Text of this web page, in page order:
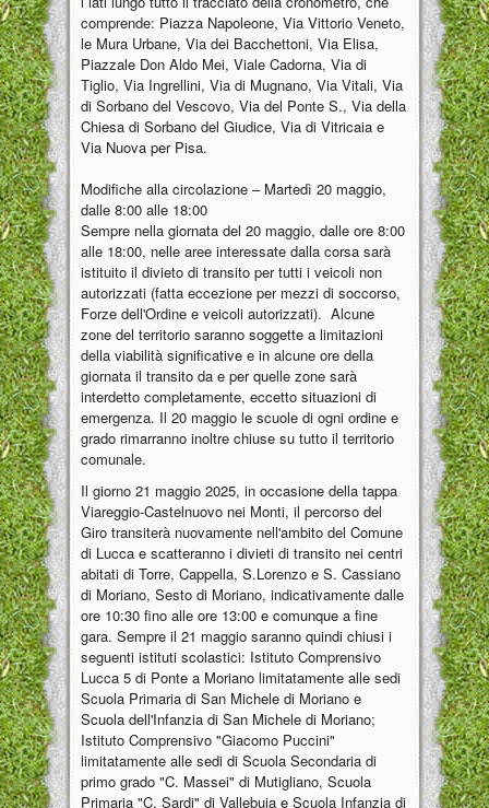
comprende: Piazza Napoleone, Via Vittorio Veneto,
le Mura Urbane, Via dei Bacchettoni, Via Elisa,
Piazzale Don Aldo Mei, Viale Cadorna, Via di
Tiglio, Via Ingrellini, Via di Mugnano, Via Vitali, Via
di Sorbano del Vescovo, Via del Ponte S., Via della
Chiesa di Sorbano del Giudice, Via di Vitricaia e
Via Nuova per Pisa.
Modifiche alla circolazione – Martedì 20 maggio,
dalle 8:00 alle 18:00
Sempre nella giornata del 20 maggio, dalle ore 8:00
alle 18:00, nelle aree interessate dalla corsa sarà
istituito il divieto di transito per tutti i veicoli non
autorizzati (fatta eccezione per mezzi di soccorso,
Forze dell'Ordine e veicoli autorizzati). Alcune
zone del territorio saranno soggette a limitazioni
della viabilità significative e in alcune ore della
giornata il transito da e per quelle zone sarà
interdetto completamente, eccetto situazioni di
emergenza. Il 20 maggio le scuole di ogni ordine e
grado rimarranno inoltre chiuse su tutto il territorio
comunale.
Il giorno 21 maggio 2025, in occasione della tappa
Viareggio-Castelnuovo nei Monti, il percorso del
Giro transiterà nuovamente nell'ambito del Comune
di Lucca e scatteranno i divieti di transito nei centri
abitati di Torre, Cappella, S.Lorenzo e S. Cassiano
di Moriano, Sesto di Moriano, indicativamente dalle
ore 10:30 fino alle ore 13:00 e comunque a fine
gara. Sempre il 21 maggio saranno quindi chiusi i
seguenti istituti scolastici: Istituto Comprensivo
Lucca 5 di Ponte a Moriano limitatamente alle sedi
Scuola Primaria di San Michele di Moriano e
Scuola dell'Infanzia di San Michele di Moriano;
Istituto Comprensivo "Giacomo Puccini"
limitatamente alle sedi di Scuola Secondaria di
primo grado "C. Massei" di Mutigliano, Scuola
Primaria "C. Sardi" di Vallebuia e Scuola Infanzia di